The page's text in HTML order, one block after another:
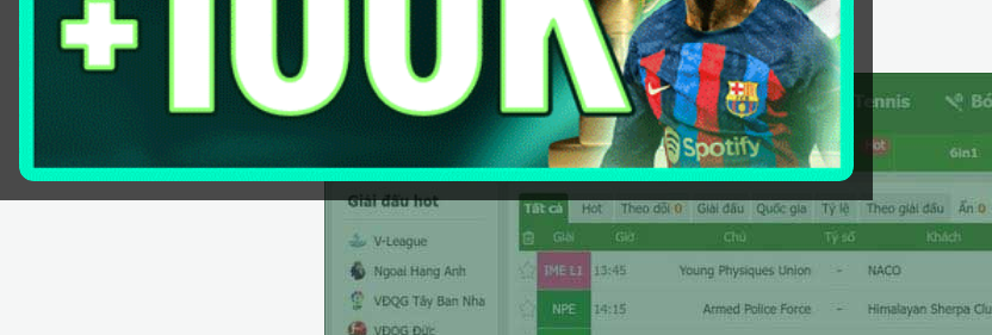
Điều khoản sử dụng chung tại Bongdalu